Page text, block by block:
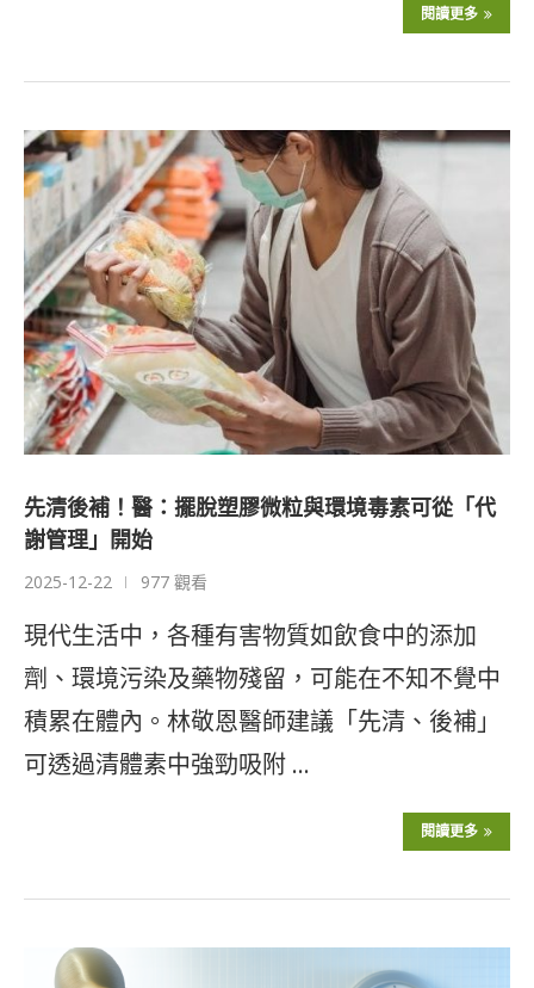
閱讀更多
先清後補！醫：擺脫塑膠微粒與環境毒素可從「代
謝管理」開始
2025-12-22 977 觀看
現代生活中，各種有害物質如飲食中的添加
劑、環境污染及藥物殘留，可能在不知不覺中
積累在體內。林敬恩醫師建議「先清、後補」
可透過清體素中強勁吸附 …
閱讀更多